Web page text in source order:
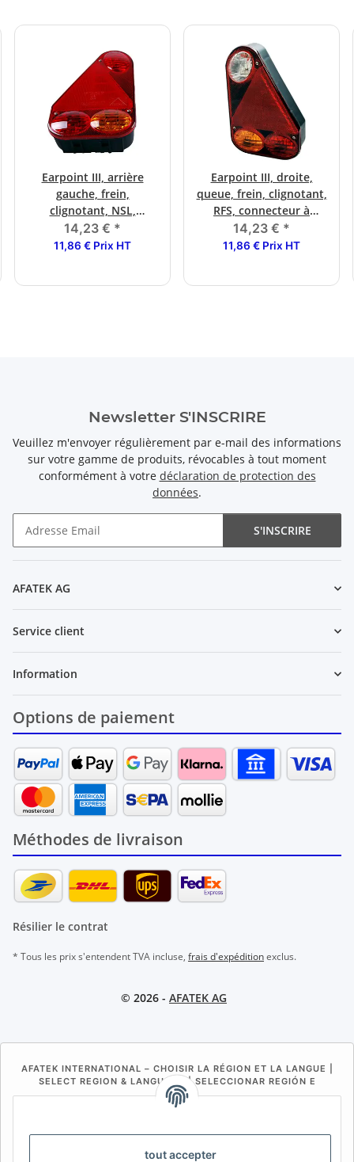
tout accepter
Earpoint III, arrière
gauche, frein,
clignotant, NSL,
connexion à baïonnette
14,23 € *
11,86 € Prix HT
Earpoint III, droite,
queue, frein, clignotant,
RFS, connecteur à
baïonnette.
14,23 € *
11,86 € Prix HT
Newsletter S'INSCRIRE
Veuillez m'envoyer régulièrement par e-mail des informations
sur votre gamme de produits, révocables à tout moment
conformément à votre déclaration de protection des
données.
S'INSCRIRE
AFATEK AG
Service client
Information
Options de paiement
Méthodes de livraison
Résilier le contrat
* Tous les prix s'entendent TVA incluse, frais d'expéditionexclus.
© 2026 - AFATEK AG
AFATEK INTERNATIONAL – CHOISIR LA RÉGION ET LA LANGUE |
SELECT REGION & LANGUAGE | SELECCIONAR REGIÓN E
IDIOMA
BE (NL) BE (FR)